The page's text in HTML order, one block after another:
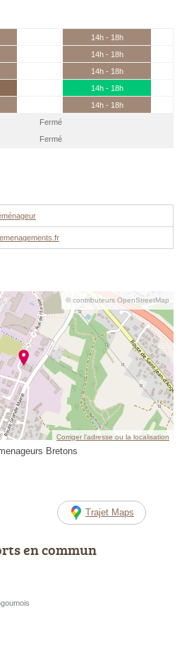
14h - 18h
14h - 18h
14h - 18h
14h - 18h
14h - 18h
Fermé
Fermé
© contributeurs OpenStreetMap
Corriger l’adresse ou la localisation
Bretons
Trajet Maps
en commun